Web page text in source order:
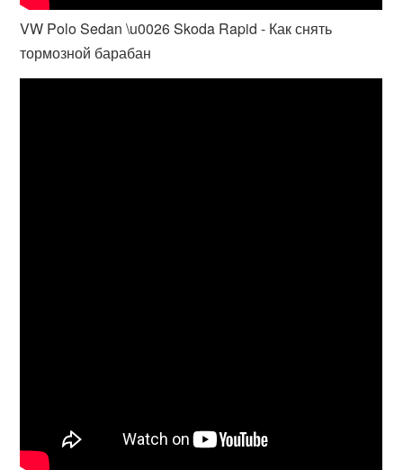
VW Polo Sedan \u0026 Skoda Rapid - Как снять
тормозной барабан